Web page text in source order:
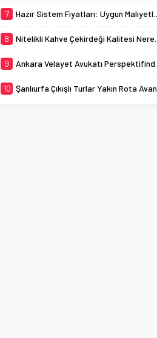
7 Hazır Sistem Fiyatları: Uygun Maliyetlerle Verimlilik Sağlayın
8 Nitelikli Kahve Çekirdeği Kalitesi Nereden Anlaşılır?
9 Ankara Velayet Avukatı Perspektifinden Çocuğun Üstün Yararı Ölçütleri Nelerdir?
10 Şanlıurfa Çıkışlı Turlar Yakın Rota Avantajları